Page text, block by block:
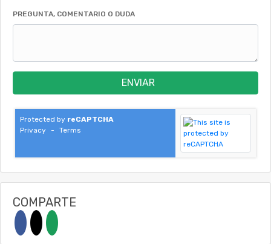
PREGUNTA, COMENTARIO O DUDA
ENVIAR
Protected by reCAPTCHA
Privacy
- Terms
COMPARTE